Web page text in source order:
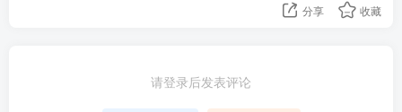
分享 收藏
请登录后发表评论